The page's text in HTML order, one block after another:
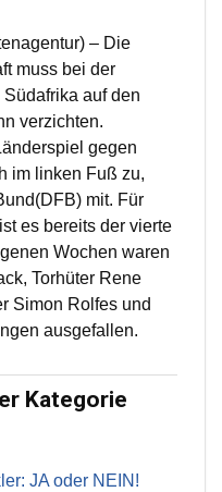
– Die
muss bei der
auf den
verzichten.
gegen
im linken Fuß zu,
mit. Für
es bereits der vierte
Wochen waren
Torhüter Rene
Simon Rolfes und
ausgefallen.
Kategorie
JA oder NEIN!